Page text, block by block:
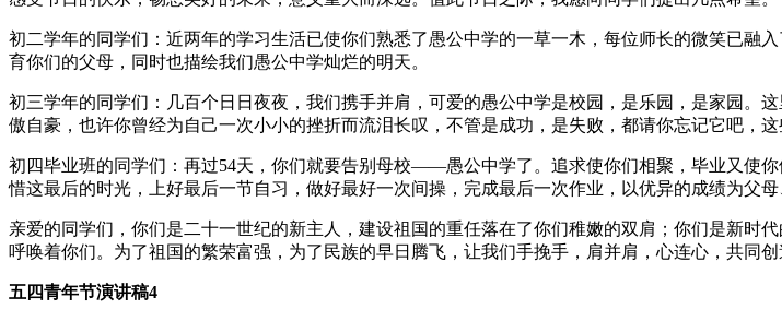
初二学年的同学们：近两年的学习生活已使你们熟悉了愚公中学的一草一木，每位师长的微笑已融
育你们的父母，同时也描绘我们愚公中学灿烂的明天。
初三学年的同学们：几百个日日夜夜，我们携手并肩，可爱的愚公中学是校园，是乐园，是家园。
傲自豪，也许你曾经为自己一次小小的挫折而流泪长叹，不管是成功，是失败，都请你忘记它吧，
初四毕业班的同学们：再过54天，你们就要告别母校——愚公中学了。追求使你们相聚，毕业又使
惜这最后的时光，上好最后一节自习，做好最好一次间操，完成最后一次作业，以优异的成绩为父母
亲爱的同学们，你们是二十一世纪的新主人，建设祖国的重任落在了你们稚嫩的双肩；你们是新时
呼唤着你们。为了祖国的繁荣富强，为了民族的早日腾飞，让我们手挽手，肩并肩，心连心，共同创
五四青年节演讲稿4